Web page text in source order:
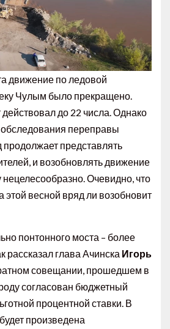
движение по ледовой
Чулым было прекращено.
до 22 числа. Однако
обследования переправы
продолжает представлять
и возобновлять движение
нецелесообразно. Очевидно, что
этой весной вряд ли возобновит
понтонного моста – более
рассказал глава Ачинска Игорь
совещании, прошедшем в
согласован бюджетный
процентной ставки. В
произведена